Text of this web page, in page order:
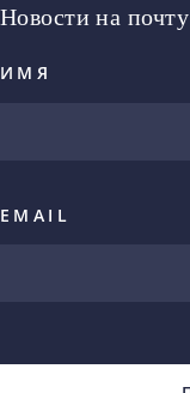
Новости на почту
ИМЯ
EMAIL